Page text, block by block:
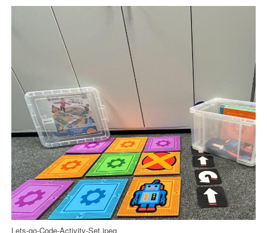
Lets-go-Code-Activity-Set.jpeg